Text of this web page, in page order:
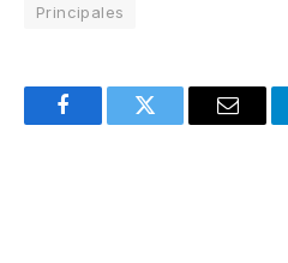
Principales
FacebookTwitter Email